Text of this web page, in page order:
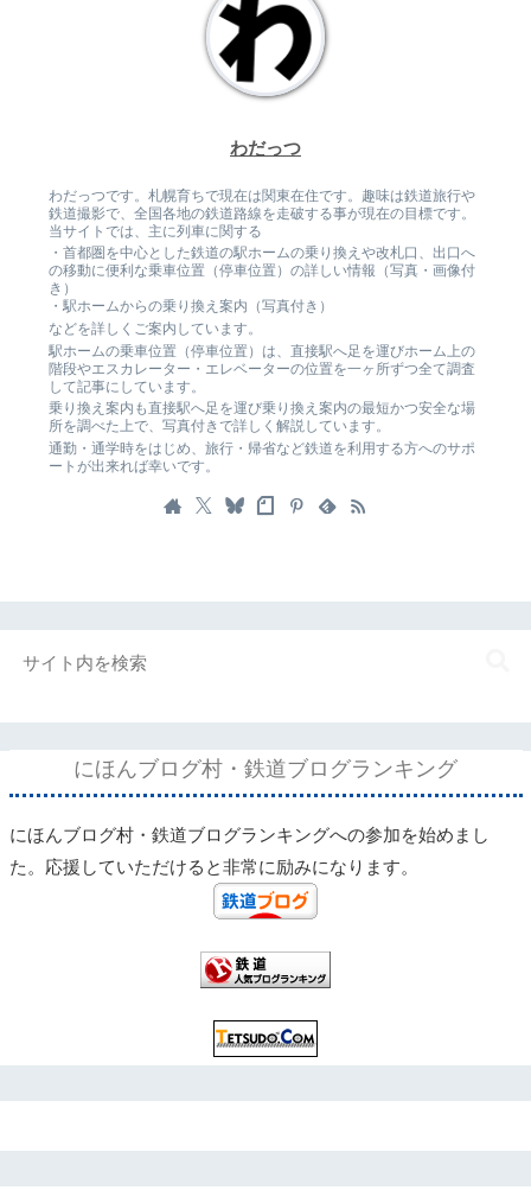
わだっつ
わだっつです。札幌育ちで現在は関東在住です。趣味は鉄道旅行や
鉄道撮影で、全国各地の鉄道路線を走破する事が現在の目標です。
当サイトでは、主に列車に関する
・首都圏を中心とした鉄道の駅ホームの乗り換えや改札口、出口へ
の移動に便利な乗車位置（停車位置）の詳しい情報（写真・画像付
き）
・駅ホームからの乗り換え案内（写真付き）
などを詳しくご案内しています。
駅ホームの乗車位置（停車位置）は、直接駅へ足を運びホーム上の
階段やエスカレーター・エレベーターの位置を一ヶ所ずつ全て調査
して記事にしています。
乗り換え案内も直接駅へ足を運び乗り換え案内の最短かつ安全な場
所を調べた上で、写真付きで詳しく解説しています。
通勤・通学時をはじめ、旅行・帰省など鉄道を利用する方へのサポ
ートが出来れば幸いです。
にほんブログ村・鉄道ブログランキング
にほんブログ村・鉄道ブログランキングへの参加を始めまし
た。応援していただけると非常に励みになります。